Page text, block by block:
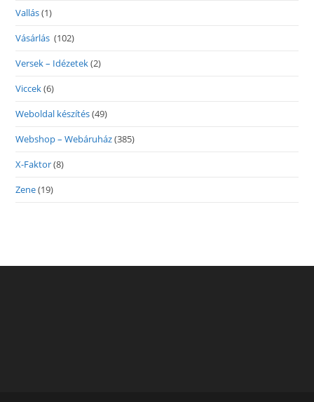
Vallás(1)
Vásárlás (102)
Versek – Idézetek(2)
Viccek(6)
Weboldal készítés(49)
Webshop – Webáruház(385)
X-Faktor(8)
Zene(19)